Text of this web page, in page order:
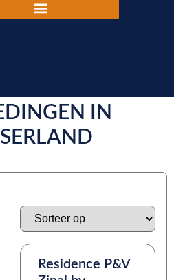
IN
Residence P&V